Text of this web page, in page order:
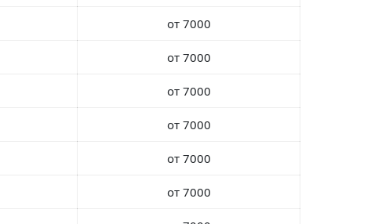
от 7000
от 7000
от 7000
от 7000
от 7000
от 7000